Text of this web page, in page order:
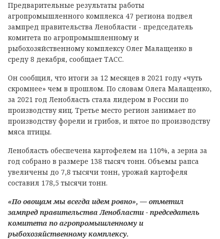
Предварительные результаты работы
агропромышленного комплекса 47 региона подвел
зампред правительства Ленобласти - председатель
комитета по агропромышленному и
рыбохозяйственному комплексу Олег Малащенко в
среду 8 декабря, сообщает ТАСС.
Он сообщил, что итоги за 12 месяцев в 2021 году «чуть
скромнее» чем в прошлом. По словам Олега Малащенко,
за 2021 год Ленобласть стала лидером в России по
производству яиц. Третье место регион занимает по
производству форели и грибов, и пятое по производству
мяса птицы.
Ленобласть обеспечена картофелем на 110%, а зерна за
год собрано в размере 138 тысяч тонн. Объемы рапса
увеличены до 7,8 тысячи тонн, урожай картофеля
составил 178,5 тысячи тонн.
«По овощам мы всегда идем ровно», — отметил
зампред правительства Ленобласти - председатель
комитета по агропромышленному и
рыбохозяйственному комплексу.